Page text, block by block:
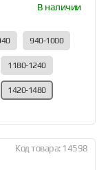
В наличии
940-1000
1180-1240
1420-1480
Код товара: 14598